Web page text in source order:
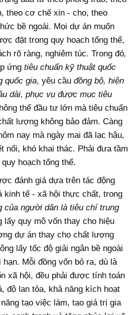
theo cơ chế xin - cho, theo
bề ngoài. Mọi dự án muốn
đặt trong quy hoạch tổng thể,
rõ ràng, nghiêm túc. Trong đó,
ứng tiêu chuẩn kỹ thuật quốc
quốc gia, yêu cầu đồng bộ, hiện
dài, phục vụ được mục tiêu
thể đầu tư lớn mà tiêu chuẩn
lượng không bảo đảm. Càng
nay mà ngày mai đã lạc hậu,
nối, khó khai thác. Phải đưa tầm
hoạch tổng thể.
đánh giá dựa trên tác động
kinh tế - xã hội thực chất, trong
của người dân là tiêu chí trung
lấy quy mô vốn thay cho hiệu
dự án thay cho chất lượng
lấy tốc độ giải ngân bề ngoài
Mỗi đồng vốn bỏ ra, dù là
xã hội, đều phải được tính toán
độ lan tỏa, khả năng kích hoạt
tạo việc làm, tạo giá trị gia